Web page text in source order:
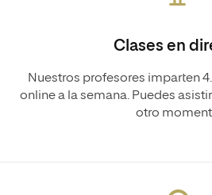
Clases en
Nuestros profesores imparten
online a la semana. Puedes
otro